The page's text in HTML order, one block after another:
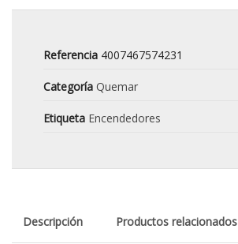
Referencia 4007467574231
Categoría Quemar
Etiqueta Encendedores
Descripción Productos relacionados